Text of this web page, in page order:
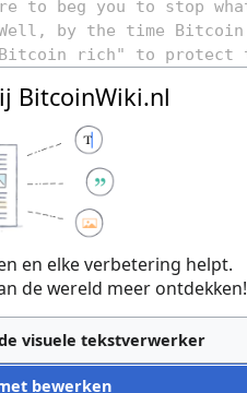
BitcoinWiki.nl
en elke verbetering helpt.
de wereld meer ontdekken!
visuele tekstverwerker
bewerken